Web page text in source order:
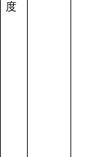
度